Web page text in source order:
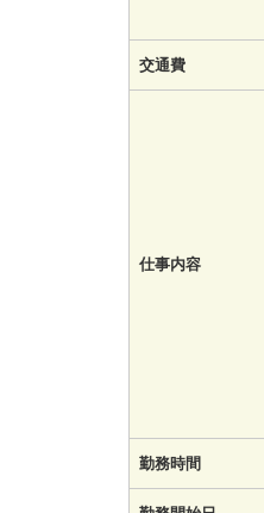
交通費
仕事内容
勤務時間